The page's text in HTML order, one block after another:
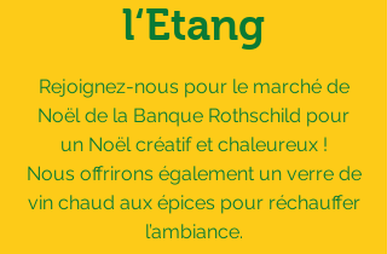
l‘Etang
Rejoignez-nous pour le marché de
Noël de la Banque Rothschild pour
un Noël créatif et chaleureux !
Nous offrirons également un verre de
vin chaud aux épices pour réchauffer
l’ambiance.